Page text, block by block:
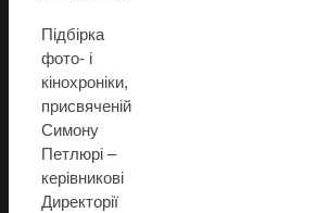
Підбірка
фото- і
кінохроніки,
присвяченій
Симону
Петлюрі –
керівникові
Директорії